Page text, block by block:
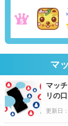
マ
マッ
リの
更新日